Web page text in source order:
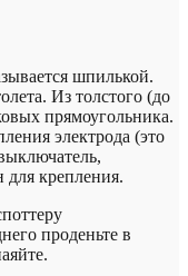
шпилькой.
Из толстого (до
прямоугольника.
электрода (это
крепления.
проденьте в